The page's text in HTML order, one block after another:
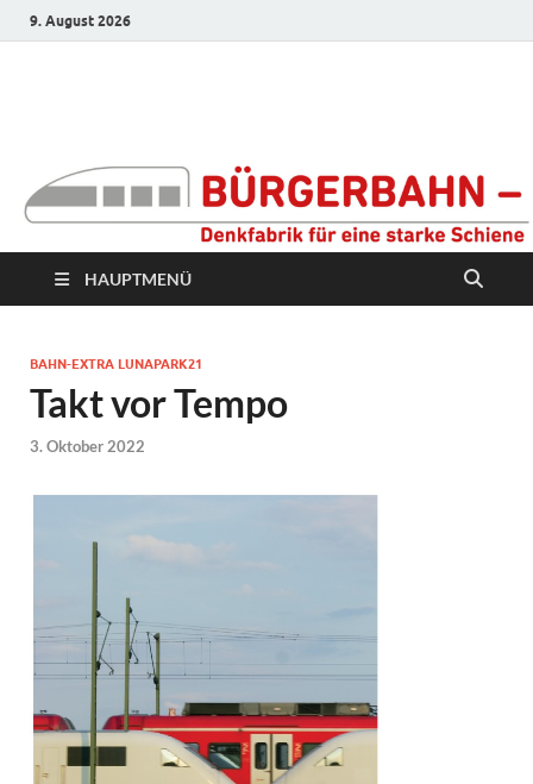
9. August 2026
Denkfabrik für eine
starke Schiene
HAUPTMENÜ
BAHN-EXTRA LUNAPARK21
Takt vor Tempo
3. Oktober 2022